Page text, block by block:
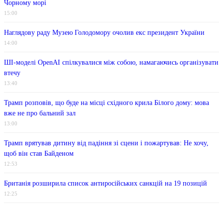
Чорному морі
15:00
Наглядову раду Музею Голодомору очолив екс президент України
14:00
ШІ-моделі OpenAI спілкувалися між собою, намагаючись організувати
втечу
13:40
Трамп розповів, що буде на місці східного крила Білого дому: мова
вже не про бальний зал
13:00
Трамп врятував дитину від падіння зі сцени і пожартував: Не хочу,
щоб він став Байденом
12:53
Британія розширила список антиросійських санкцій на 19 позицій
12:25